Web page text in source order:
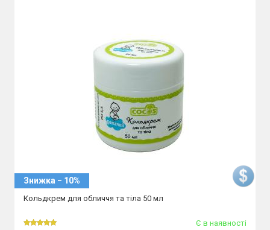
Знижка − 10%
Кольдкрем для обличчя та тіла 50 мл
Є в наявності